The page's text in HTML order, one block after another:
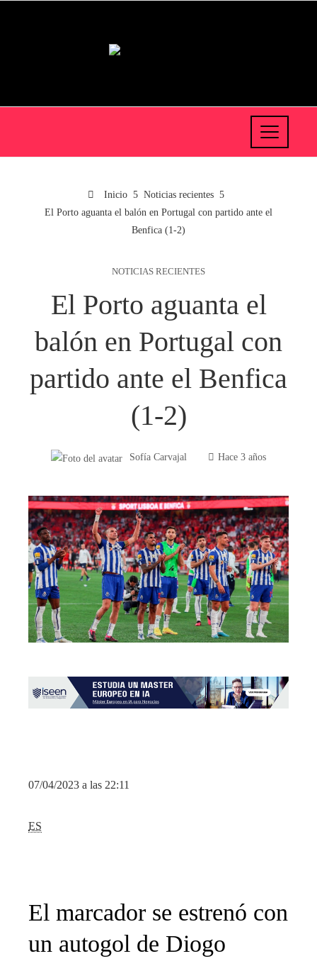
Inicio
Noticias recientes
El Porto aguanta el balón en Portugal con partido ante el
Benfica (1-2)
NOTICIAS RECIENTES
El Porto aguanta el
balón en Portugal con
partido ante el Benfica
(1-2)
Sofía Carvajal Hace 3 años
07/04/2023 a las 22:11
ES
El marcador se estrenó con
un autogol de Diogo